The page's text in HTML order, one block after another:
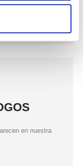
en nuestra